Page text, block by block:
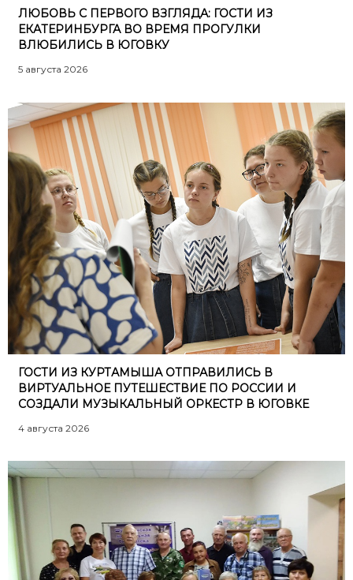
ЛЮБОВЬ С ПЕРВОГО ВЗГЛЯДА: ГОСТИ ИЗ
ЕКАТЕРИНБУРГА ВО ВРЕМЯ ПРОГУЛКИ
ВЛЮБИЛИСЬ В ЮГОВКУ
5 августа 2026
ГОСТИ ИЗ КУРТАМЫША ОТПРАВИЛИСЬ В
ВИРТУАЛЬНОЕ ПУТЕШЕСТВИЕ ПО РОССИИ И
СОЗДАЛИ МУЗЫКАЛЬНЫЙ ОРКЕСТР В ЮГОВКЕ
4 августа 2026